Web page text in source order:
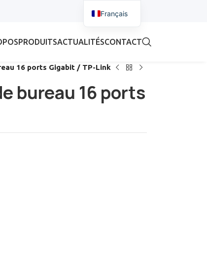
PRODUITSACTUALITÉSCONTACT
16 ports Gigabit / TP-Link
bureau 16 ports
Français